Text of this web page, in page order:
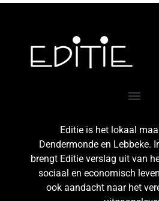
Editie is het lokaal
Dendermonde en Lebbeke.
brengt Editie verslag uit van
sociaal en economisch
ook aandacht naar het